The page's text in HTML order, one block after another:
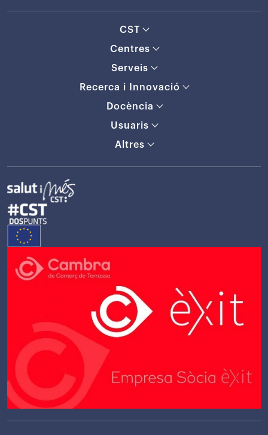
CST
Centres
Serveis
Recerca i Innovació
Docència
Usuaris
Altres